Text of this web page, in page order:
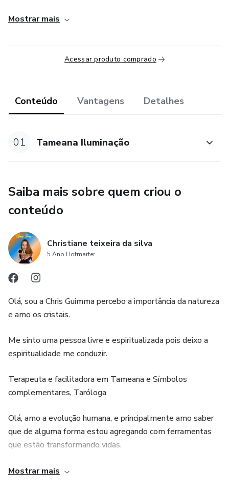
vegetativo, estado de coma ou esteja correndo risco de
pessoa do sofrimento. Venha resgatar sonhos e tudo que
esta por algum motivo morto ou adormecido dentro de
você.
Matérias utilizados
Canela preta (escreve em plastico)
Porta vela ou um pires
Mostrar mais
Acessar produto comprado
Conteúdo Vantagens Detalhes
01 Tameana Iluminação
Saiba mais sobre quem criou o
conteúdo
Christiane teixeira da silva
5 Ano Hotmarter
Olá, sou a Chris Guimma percebo a importância da natureza
e amo os cristais.
Me sinto uma pessoa livre e espiritualizada pois deixo a
espiritualidade me conduzir.
Terapeuta e facilitadora em Tameana e Símbolos
complementares, Taróloga
Olá, amo a evolução humana, e principalmente amo saber
que de alguma forma estou agregando com ferramentas
que estão transformando vidas.
idealizadora das Ferramentas:
Mostrar mais